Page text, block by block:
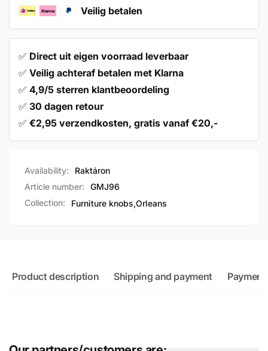
Veilig betalen
✅ Direct uit eigen voorraad leverbaar
✅ Veilig achteraf betalen met Klarna
✅ 4,9/5 sterren klantbeoordeling
✅ 30 dagen retour
✅ €2,95 verzendkosten, gratis vanaf €20,-
Availability:
Raktáron
Article number:
GMJ96
Collection:
Furniture knobs,Orleans
Product description Shipping and payment